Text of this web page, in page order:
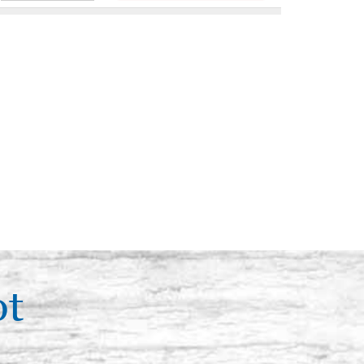
44 (klein) 1,3 x
Auf Lager: 15 - COD. C0340
ACQUISTA
45
Auf Lager: 13 - COD. C0344